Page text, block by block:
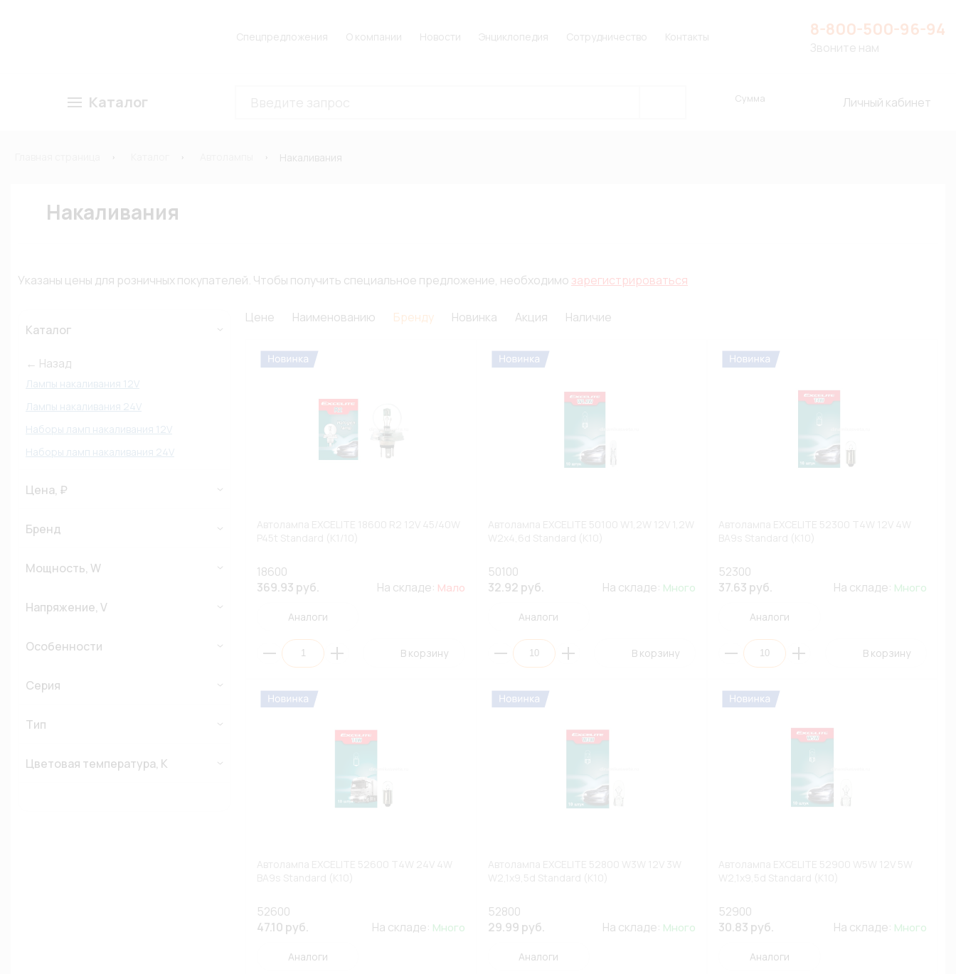
Спецпредложения О компании Новости Энциклопедия Сотрудничество Контакты 8-800-500-96-94
Звоните нам
Каталог Сумма Личный кабинет
Накаливания
Накаливания
Указаны цены для розничных покупателей. Чтобы получить специальное предложение, необходимо зарегистрироваться
Каталог
← Назад
Лампы накаливания 12V
Лампы накаливания 24V
Наборы ламп накаливания 12V
Наборы ламп накаливания 24V
Цена, ₽
Бренд
Мощность, W
Напряжение, V
Особенности
Серия
Тип
Цветовая температура, К
Цене Наименованию Бренду Новинка Акция Наличие
18600
369.93 руб.
На складе: Мало
Аналоги
В корзину
50100
32.92 руб.
На складе: Много
Аналоги
В корзину
52300
37.63 руб.
На складе: Много
Аналоги
В корзину
52600
47.10 руб.
На складе: Много
Аналоги
52800
29.99 руб.
На складе: Много
Аналоги
52900
30.83 руб.
На складе: Много
Аналоги